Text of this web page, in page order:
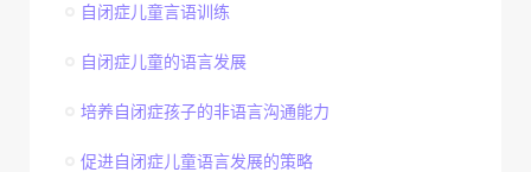
自闭症儿童言语训练
自闭症儿童的语言发展
培养自闭症孩子的非语言沟通能力
促进自闭症儿童语言发展的策略